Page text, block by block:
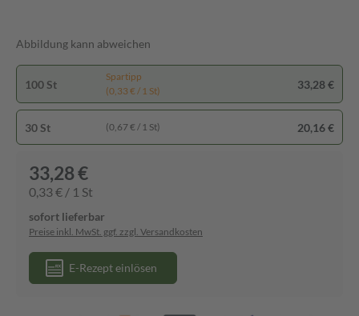
Abbildung kann abweichen
100 St
Spartipp
(0,33 € / 1 St)
33,28 €
30 St (0,67 € / 1 St) 20,16 €
33,28 €
0,33 € / 1 St
sofort lieferbar
Preise inkl. MwSt. ggf. zzgl. Versandkosten
E-Rezept einlösen